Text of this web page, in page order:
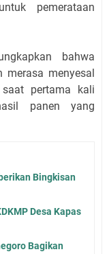
pemerataan
bahwa
merasa menyesal
pertama kali
panen yang
Bingkisan
Desa Kapas
Bagikan